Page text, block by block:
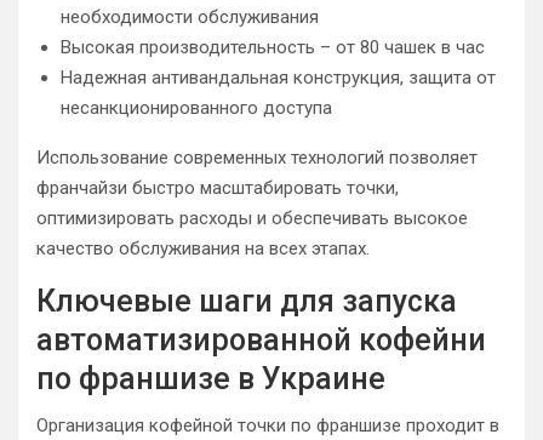
необходимости обслуживания
Высокая производительность – от 80 чашек в час
Надежная антивандальная конструкция, защита от
несанкционированного доступа
Использование современных технологий позволяет
франчайзи быстро масштабировать точки,
оптимизировать расходы и обеспечивать высокое
качество обслуживания на всех этапах.
Ключевые шаги для запуска
автоматизированной кофейни
по франшизе в Украине
Организация кофейной точки по франшизе проходит в